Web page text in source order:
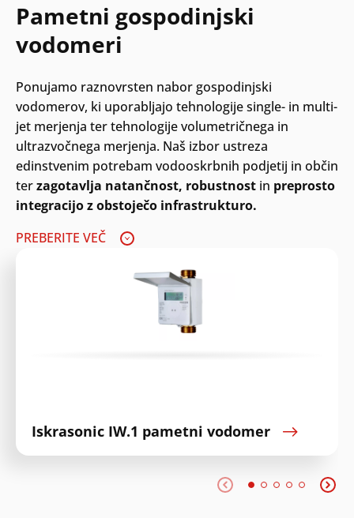
Pametni gospodinjski
vodomeri
Ponujamo raznovrsten nabor gospodinjski
vodomerov, ki uporabljajo tehnologije single- in multi-
jet merjenja ter tehnologije volumetričnega in
ultrazvočnega merjenja. Naš izbor ustreza
edinstvenim potrebam vodooskrbnih podjetij in občin
terzagotavlja natančnost, robustnost in preprosto
integracijo z obstoječo infrastrukturo.
PREBERITE VEČ
Iskrasonic IW.1 pametni vodomer